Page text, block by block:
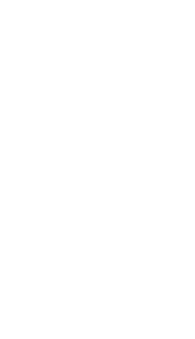
作モデルから希